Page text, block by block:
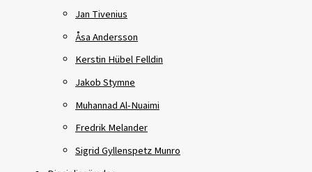
Jan Tivenius
Åsa Andersson
Kerstin Hübel Felldin
Jakob Stymne
Muhannad Al-Nuaimi
Fredrik Melander
Sigrid Gyllenspetz Munro